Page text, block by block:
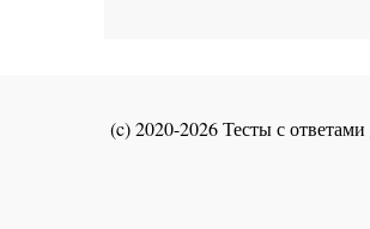
(c) 2020-2026 Тесты с